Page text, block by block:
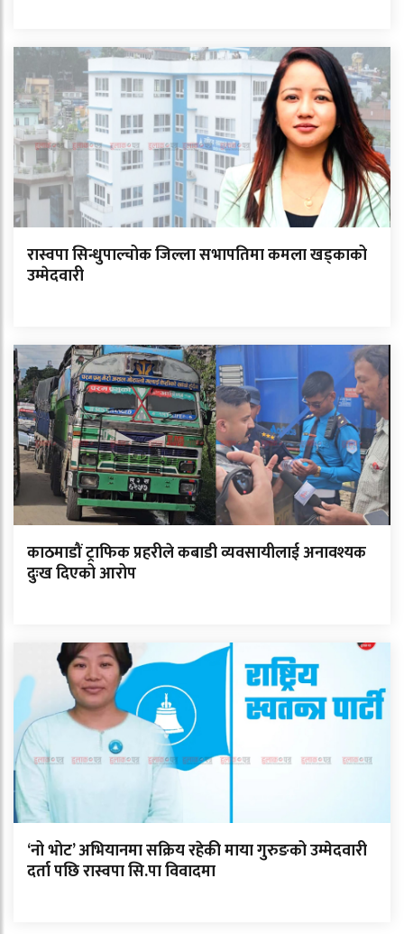
रास्वपा सिन्धुपाल्चोक जिल्ला सभापतिमा कमला खड्काको
उम्मेदवारी
काठमाडौं ट्राफिक प्रहरीले कबाडी व्यवसायीलाई अनावश्यक
दुःख दिएको आरोप
‘नो भोट’ अभियानमा सक्रिय रहेकी माया गुरुङको उम्मेदवारी
दर्ता पछि रास्वपा सि.पा विवादमा